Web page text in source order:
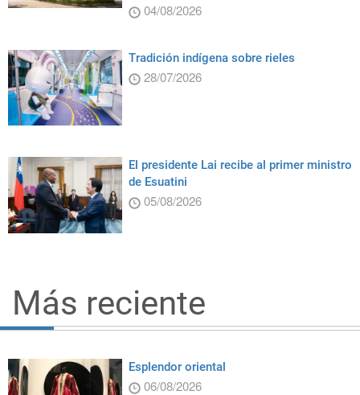
04/08/2026
Tradición indígena sobre rieles
28/07/2026
El presidente Lai recibe al primer ministro
de Esuatini
05/08/2026
Más reciente
Esplendor oriental
06/08/2026